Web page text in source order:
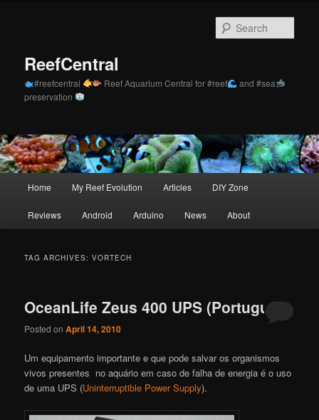
ReefCentral
#reefcentral Reef Aquarium Central for #reef
and #sea
preservation
Home My Reef Evolution Articles DIY Zone
Reviews Android Arduino News About
TAG ARCHIVES:VORTECH
OceanLife Zeus 400 UPS (Português)
Posted onApril 14, 2010
Um equipamento importante e que pode salvar os organismos
vivos presentes no aquário em caso de falha de energia é o uso
de uma UPS (Uninterruptible Power Supply).